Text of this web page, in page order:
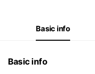
Basic info
Basic info